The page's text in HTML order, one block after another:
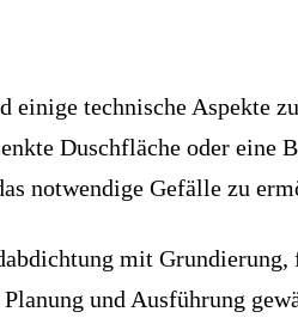
technische Aspekte
Duschfläche oder
notwendige Gefälle zu
mit
und Ausführung